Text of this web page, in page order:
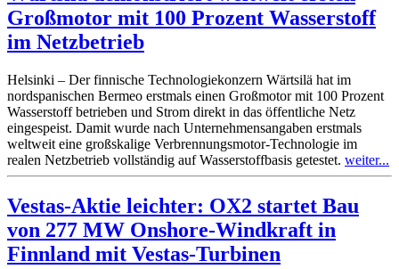
Großmotor mit 100 Prozent Wasserstoff
im Netzbetrieb
Helsinki – Der finnische Technologiekonzern Wärtsilä hat im
nordspanischen Bermeo erstmals einen Großmotor mit 100 Prozent
Wasserstoff betrieben und Strom direkt in das öffentliche Netz
eingespeist. Damit wurde nach Unternehmensangaben erstmals
weltweit eine großskalige Verbrennungsmotor-Technologie im
realen Netzbetrieb vollständig auf Wasserstoffbasis getestet. weiter...
Vestas-Aktie leichter: OX2 startet Bau
von 277 MW Onshore-Windkraft in
Finnland mit Vestas-Turbinen